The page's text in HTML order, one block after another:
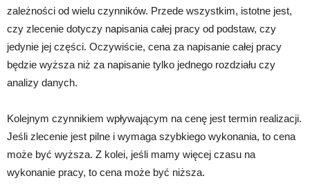
zależności od wielu czynników. Przede wszystkim, istotne jest,
czy zlecenie dotyczy napisania całej pracy od podstaw, czy
jedynie jej części. Oczywiście, cena za napisanie całej pracy
będzie wyższa niż za napisanie tylko jednego rozdziału czy
analizy danych.
Kolejnym czynnikiem wpływającym na cenę jest termin realizacji.
Jeśli zlecenie jest pilne i wymaga szybkiego wykonania, to cena
może być wyższa. Z kolei, jeśli mamy więcej czasu na
wykonanie pracy, to cena może być niższa.